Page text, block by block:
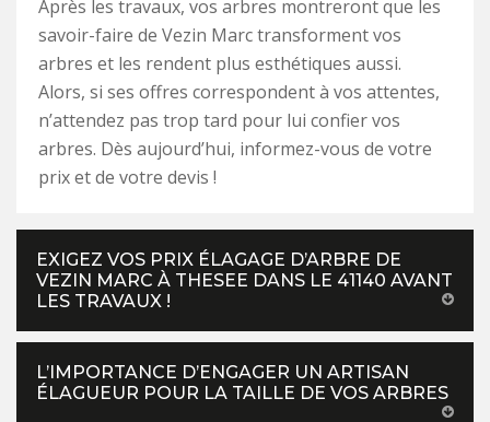
Après les travaux, vos arbres montreront que les
savoir-faire de Vezin Marc transforment vos
arbres et les rendent plus esthétiques aussi.
Alors, si ses offres correspondent à vos attentes,
n’attendez pas trop tard pour lui confier vos
arbres. Dès aujourd’hui, informez-vous de votre
prix et de votre devis !
EXIGEZ VOS PRIX ÉLAGAGE D’ARBRE DE
VEZIN MARC À THESEE DANS LE 41140 AVANT
LES TRAVAUX !
L’IMPORTANCE D’ENGAGER UN ARTISAN
ÉLAGUEUR POUR LA TAILLE DE VOS ARBRES